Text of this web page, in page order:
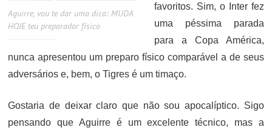
Aguirre, vou te dar uma dica: MUDA
HOJE teu preparador físico
favoritos. Sim, o Inter fez
uma péssima parada
para a Copa América,
nunca apresentou um preparo físico comparável a de seus
adversários e, bem, o Tigres é um timaço.
Gostaria de deixar claro que não sou apocalíptico. Sigo
pensando que Aguirre é um excelente técnico, mas a